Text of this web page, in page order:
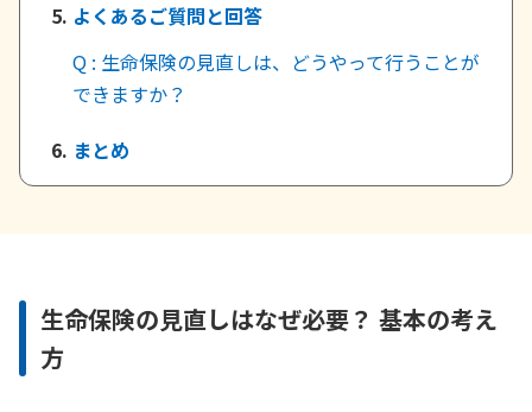
よくあるご質問と回答
Q : 生命保険の見直しは、どうやって行うことが
できますか？
まとめ
生命保険の見直しはなぜ必要？ 基本の考え
方